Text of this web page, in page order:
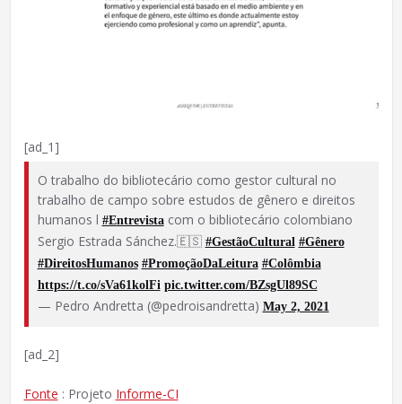
[ad_1]
O trabalho do bibliotecário como gestor cultural no
trabalho de campo sobre estudos de gênero e direitos
humanos l #Entrevistacom o bibliotecário colombiano
Sergio Estrada Sánchez.🇪🇸 #GestãoCultural #Gênero
#DireitosHumanos #PromoçãoDaLeitura #Colômbia
https://t.co/sVa61kolFi pic.twitter.com/BZsgUl89SC
— Pedro Andretta (@pedroisandretta) May 2, 2021
[ad_2]
Fonte : Projeto Informe-CI